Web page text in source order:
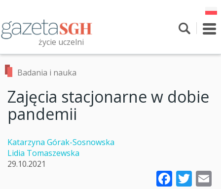
treści
życie uczelni
Przeszukaj witrynę
Badania i nauka
Zajęcia stacjonarne w dobie
pandemii
Katarzyna Górak-Sosnowska
Lidia Tomaszewska
29.10.2021